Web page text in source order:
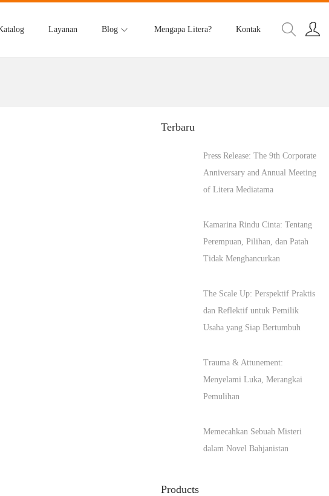
Layanan Blog Mengapa Litera? Kontak
Terbaru
Press Release: The 9th Corporate
Anniversary and Annual Meeting
of Litera Mediatama
Kamarina Rindu Cinta: Tentang
Perempuan, Pilihan, dan Patah
Tidak Menghancurkan
The Scale Up: Perspektif Praktis
dan Reflektif untuk Pemilik
Usaha yang Siap Bertumbuh
Trauma & Attunement:
Menyelami Luka, Merangkai
Pemulihan
Memecahkan Sebuah Misteri
dalam Novel Bahjanistan
Products